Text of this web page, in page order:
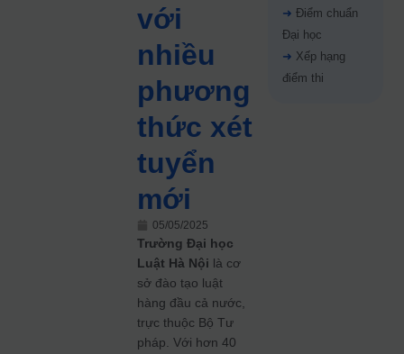
với
nhiều
phương
thức xét
tuyển
mới
05/05/2025
Trường Đại học
Luật Hà Nội là cơ
sở đào tạo luật
hàng đầu cả nước,
trực thuộc Bộ Tư
pháp. Với hơn 40
➜ Điểm chuẩn
Đại học
➜ Xếp hạng
điểm thi